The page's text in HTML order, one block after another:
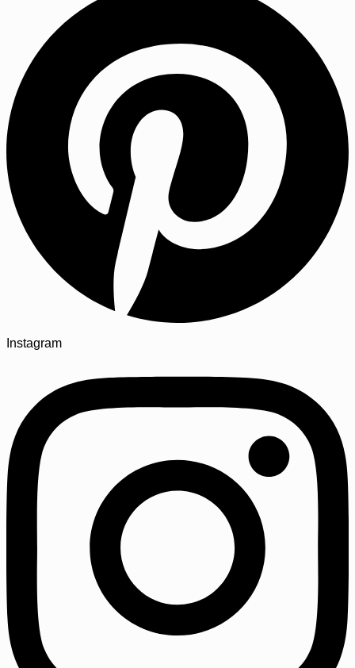
Instagram